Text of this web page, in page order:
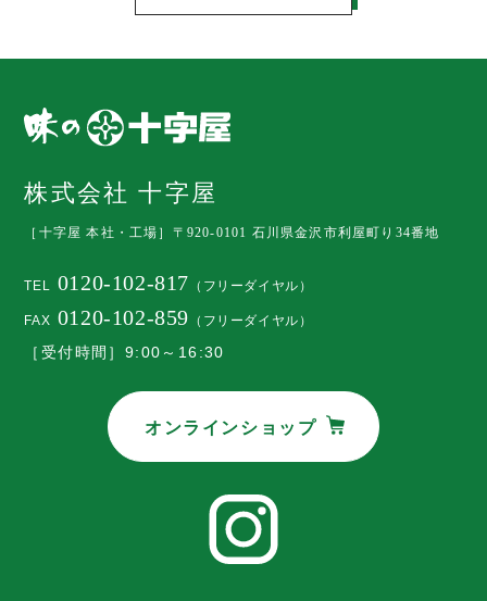
株式会社 十字屋
［十字屋 本社・工場］ 〒920-0101 石川県金沢市利屋町り34番地
TEL 0120-102-817 （フリーダイヤル）
FAX 0120-102-859 （フリーダイヤル）
［受付時間］9:00～16:30
オンラインショップ